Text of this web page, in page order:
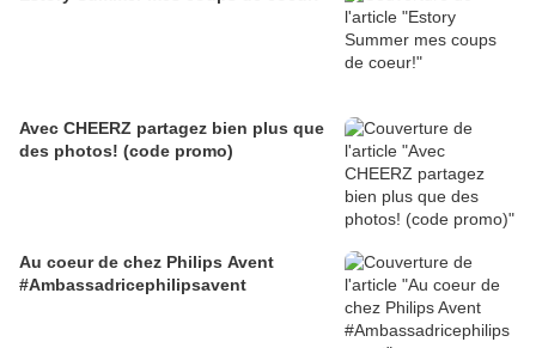
Avec CHEERZ partagez bien plus que
des photos! (code promo)
Au coeur de chez Philips Avent
#Ambassadricephilipsavent